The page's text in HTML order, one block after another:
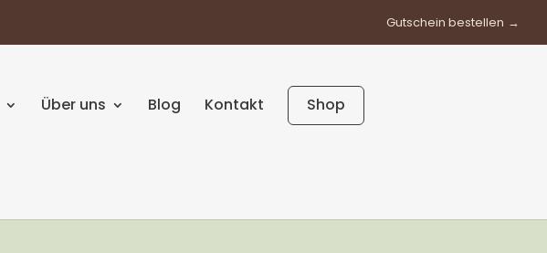
Gutschein bestellen
Über uns Blog Kontakt Shop